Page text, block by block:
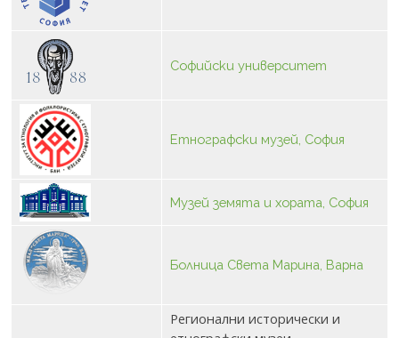
Софийски университет
Етнографски музей, София
Музей земята и хората, София
Болница Света Марина, Варна
Регионални исторически и